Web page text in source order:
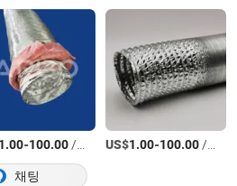
-100.00/상품 US$1.00-100.00/상품
채팅